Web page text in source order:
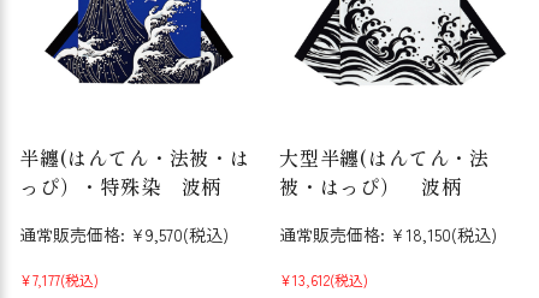
半纏(はんてん・法被・は
っぴ）・特殊染 波柄
通常販売価格: ¥9,570(税込)
¥7,177(税込)
大型半纏(はんてん・法
被・はっぴ） 波柄
通常販売価格: ¥18,150(税込)
¥13,612(税込)